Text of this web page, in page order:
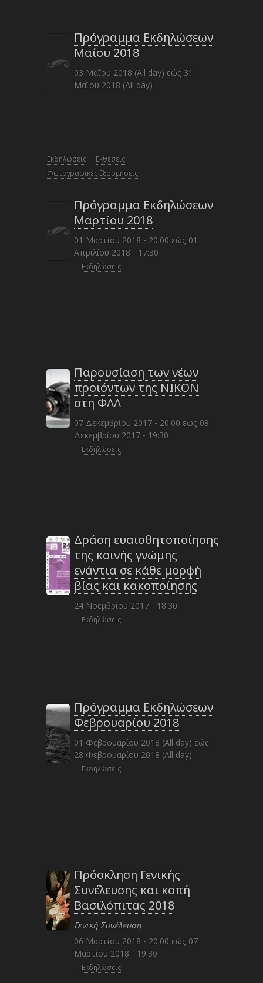
Πρόγραμμα Εκδηλώσεων
Μαίου 2018
03 Μαΐου 2018 (All day) εώς 31
Μαΐου 2018 (All day)
·
Εκδηλώσεις
Εκθέσεις
Φωτογραφικές Εξορμήσεις
Πρόγραμμα Εκδηλώσεων
Μαρτίου 2018
01 Μαρτίου 2018 - 20:00 εώς 01
Απριλίου 2018 - 17:30
· Εκδηλώσεις
Παρουσίαση των νέων
προιόντων της NIKON
στη ΦΛΛ
07 Δεκεμβρίου 2017 - 20:00 εώς 08
Δεκεμβρίου 2017 - 19:30
· Εκδηλώσεις
Δράση ευαισθητοποίησης
της κοινής γνώμης
ενάντια σε κάθε μορφή
βίας και κακοποίησης
24 Νοεμβρίου 2017 - 18:30
· Εκδηλώσεις
Πρόγραμμα Εκδηλώσεων
Φεβρουαρίου 2018
01 Φεβρουαρίου 2018 (All day) εώς
28 Φεβρουαρίου 2018 (All day)
· Εκδηλώσεις
Πρόσκληση Γενικής
Συνέλευσης και κοπή
Βασιλόπιτας 2018
Γενική Συνέλευση
06 Μαρτίου 2018 - 20:00 εώς 07
Μαρτίου 2018 - 19:30
· Εκδηλώσεις